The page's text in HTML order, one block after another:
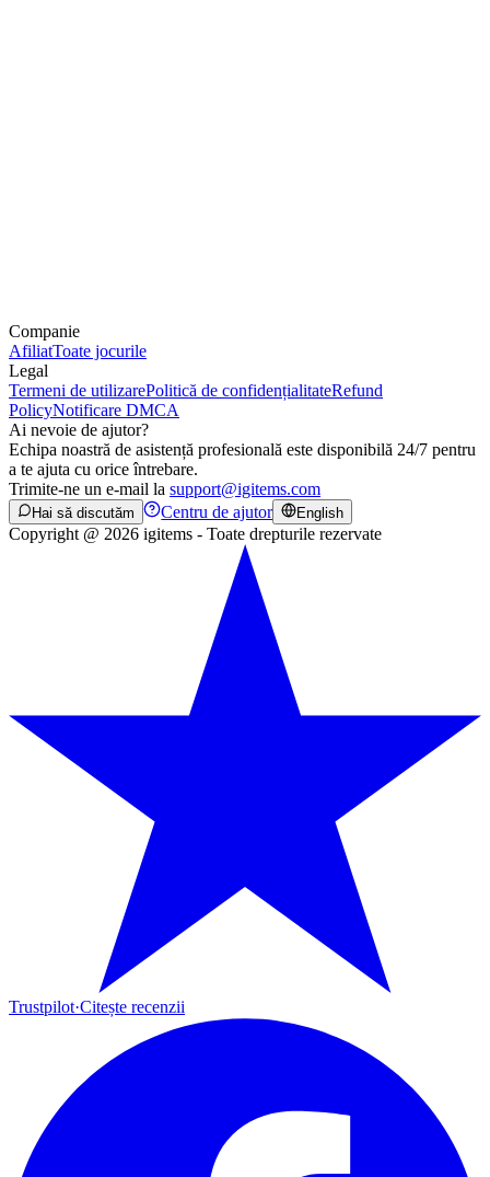
Companie
AfiliatToate jocurile
Legal
Termeni de utilizarePolitică de confidențialitateRefund
PolicyNotificare DMCA
Ai nevoie de ajutor?
Echipa noastră de asistență profesională este disponibilă 24/7 pentru
a te ajuta cu orice întrebare.
Trimite-ne un e-mail la support@igitems.com
Hai să discutăm Centru de ajutor English
Copyright @ 2026 igitems - Toate drepturile rezervate
Trustpilot·Citește recenzii